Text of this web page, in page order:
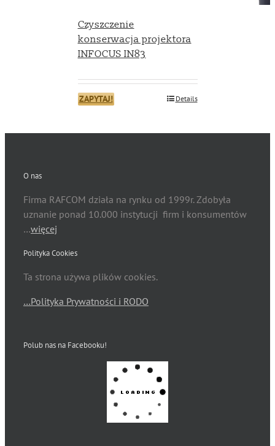
Czyszczenie
konserwacja projektora
INFOCUS IN83
ZAPYTAJ! Details
O nas
Firma RAFCOM działa na rynku od 1999r. Zdobyła
uznanie ponad 10.000 instytucji firm i konsumentów
…więcej
Polityka Cookies
Ta strona używa plików cookies.
…Polityka Prywatności i RODO
Polub nas na Facebooku!